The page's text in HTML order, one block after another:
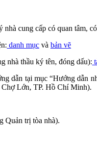
cung cấp có quan tâm,
danh mục và bản vẽ
nhà thầu ký tên, đóng dấu):
dẫn tại mục “Hướng dẫn
Lớn, TP. Hồ Chí Minh).
Quản trị tòa nhà).